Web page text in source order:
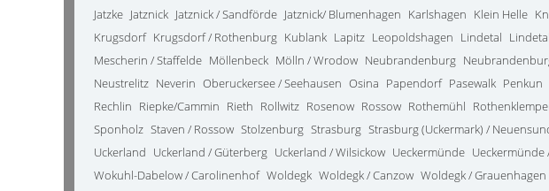
Jatzke Jatznick Jatznick / Sandförde Jatznick/ Blumenhagen Karlshagen Klein Helle
Krugsdorf Krugsdorf / Rothenburg Kublank Lapitz Leopoldshagen Lindetal
Mescherin / Staffelde Möllenbeck Mölln / Wrodow Neubrandenburg
Neustrelitz Neverin Oberuckersee / Seehausen Osina Papendorf Pasewalk Penkun
Rechlin Riepke/Cammin Rieth Rollwitz Rosenow Rossow Rothemühl
Sponholz Staven / Rossow Stolzenburg Strasburg Strasburg (Uckermark) /
Uckerland Uckerland / Güterberg Uckerland / Wilsickow Ueckermünde Ueckermünde
Wokuhl-Dabelow / Carolinenhof Woldegk Woldegk / Canzow Woldegk / Grauenhagen